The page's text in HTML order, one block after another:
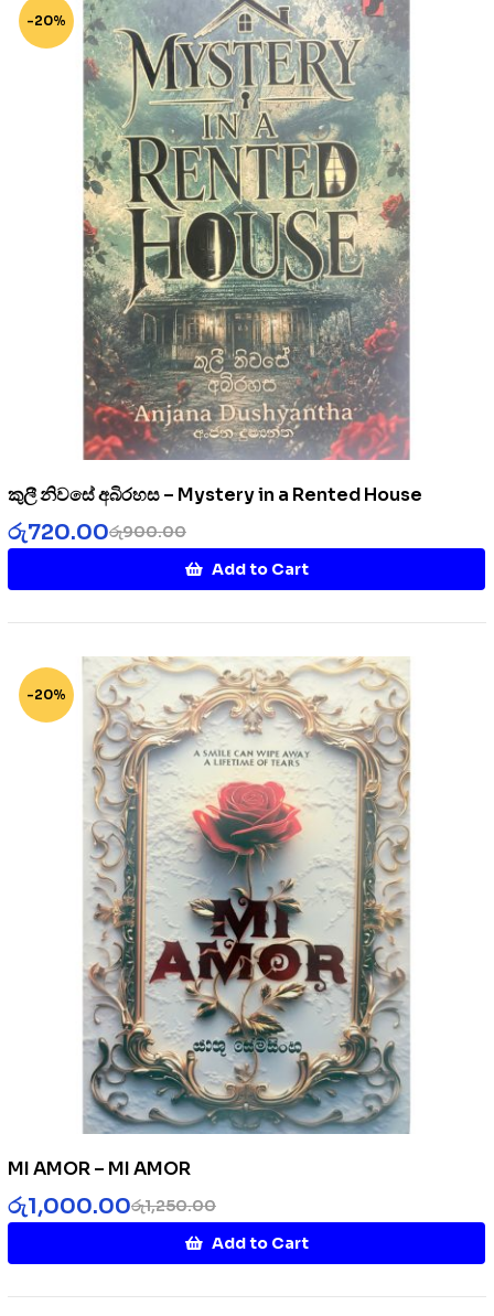
-20%
කුලී නිවසේ අබිරහස – Mystery in a Rented House
රු900.00
රු720.00
Add to Cart
-20%
MI AMOR – MI AMOR
රු1,250.00
රු1,000.00
Add to Cart